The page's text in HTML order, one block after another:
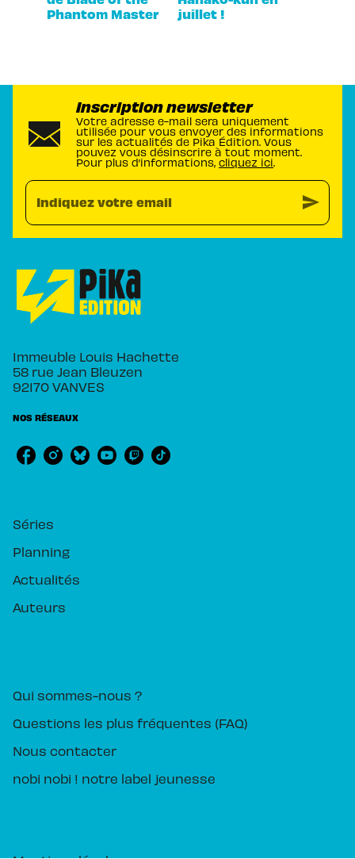
Phantom Master
juillet !
Inscription newsletter
Votre adresse e-mail sera uniquement
utilisée pour vous envoyer des informations
sur les actualités de Pika Édition. Vous
pouvez vous désinscrire à tout moment.
Pour plus d’informations, cliquez ici.
Indiquez votre email send
Immeuble Louis Hachette
58 rue Jean Bleuzen
92170 VANVES
NOS RÉSEAUX
Séries
Planning
Actualités
Auteurs
Qui sommes-nous ?
Questions les plus fréquentes (FAQ)
Nous contacter
nobi nobi ! notre label jeunesse